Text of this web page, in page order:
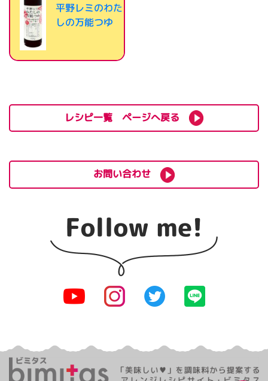
平野レミのわた
しの万能つゆ
レシピ一覧 ページへ戻る
お問い合わせ